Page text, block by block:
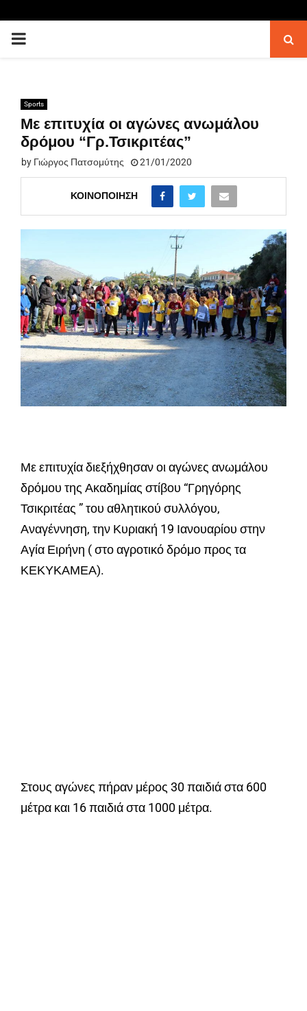
PRIMARY
Sports
Με επιτυχία οι αγώνες ανωμάλου
δρόμου “Γρ.Τσικριτέας”
by Γιώργος Πατσομύτης 21/01/2020
ΚΟΙΝΟΠΟΊΗΣΗ
Με επιτυχία διεξήχθησαν οι αγώνες ανωμάλου
δρόμου της Ακαδημίας στίβου “Γρηγόρης
Τσικριτέας ” του αθλητικού συλλόγου,
Αναγέννηση, την Κυριακή 19 Ιανουαρίου στην
Αγία Ειρήνη ( στο αγροτικό δρόμο προς τα
ΚΕΚΥΚΑΜΕΑ).
Στους αγώνες πήραν μέρος 30 παιδιά στα 600
μέτρα και 16 παιδιά στα 1000 μέτρα.